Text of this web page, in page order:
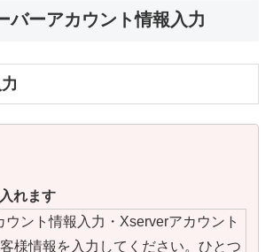
バーアカウント情報入力
れます